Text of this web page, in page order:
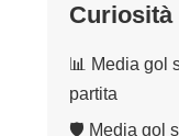
Curiosità
📊 Media gol
partita
🛡 Media gol